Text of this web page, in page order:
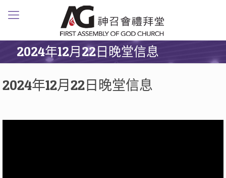
2024年12月22日晚堂信息
2024年12月22日晚堂信息